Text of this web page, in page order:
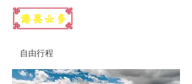
自由行程